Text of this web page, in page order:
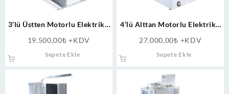
3’lü Üstten Motorlu Elektrikli
19.500,00₺ +KDV
Sepete Ekle
4’lü Alttan Motorlu Elektrikli
27.000,00₺ +KDV
Sepete Ekle